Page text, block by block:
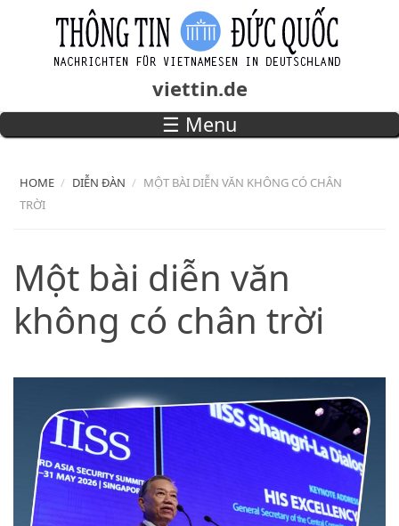
Skip to main content
viettin.de
Main menu
☰ Menu
HOME DIỄN ĐÀN
MỘT BÀI DIỄN VĂN KHÔNG CÓ CHÂN
TRỜI
Một bài diễn văn
không có chân trời